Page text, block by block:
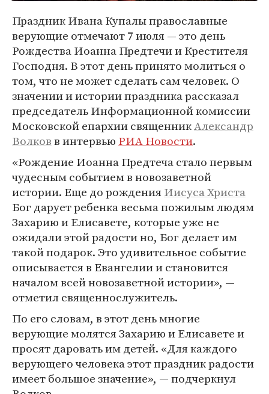
Праздник Ивана Купалы православные
верующие отмечают 7 июля — это день
Рождества Иоанна Предтечи и Крестителя
Господня. В этот день принято молиться о
том, что не может сделать сам человек. О
значении и истории праздника рассказал
председатель Информационной комиссии
Московской епархии священникАлександр
Волковв интервью РИА Новости.
«Рождение Иоанна Предтеча стало первым
чудесным событием в новозаветной
истории. Еще до рожденияИисуса Христа
Бог дарует ребенка весьма пожилым людям
Захарию и Елисавете, которые уже не
ожидали этой радости но, Бог делает им
такой подарок. Это удивительное событие
описывается в Евангелии и становится
началом всей новозаветной истории», —
отметил священнослужитель.
По его словам, в этот день многие
верующие молятся Захарию и Елисавете и
просят даровать им детей. «Для каждого
верующего человека этот праздник радости
имеет большое значение», — подчеркнул